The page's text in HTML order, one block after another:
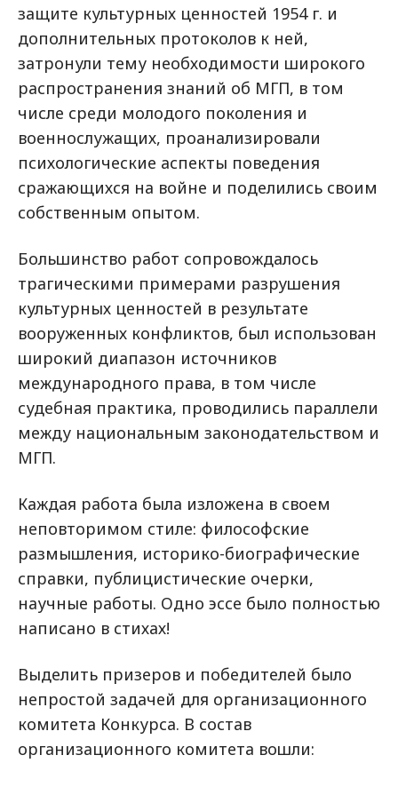
защите культурных ценностей 1954 г. и
дополнительных протоколов к ней,
затронули тему необходимости широкого
распространения знаний об МГП, в том
числе среди молодого поколения и
военнослужащих, проанализировали
психологические аспекты поведения
сражающихся на войне и поделились своим
собственным опытом.
Большинство работ сопровождалось
трагическими примерами разрушения
культурных ценностей в результате
вооруженных конфликтов, был использован
широкий диапазон источников
международного права, в том числе
судебная практика, проводились параллели
между национальным законодательством и
МГП.
Каждая работа была изложена в своем
неповторимом стиле: философские
размышления, историко-биографические
справки, публицистические очерки,
научные работы. Одно эссе было полностью
написано в стихах!
Выделить призеров и победителей было
непростой задачей для организационного
комитета Конкурса. В состав
организационного комитета вошли: